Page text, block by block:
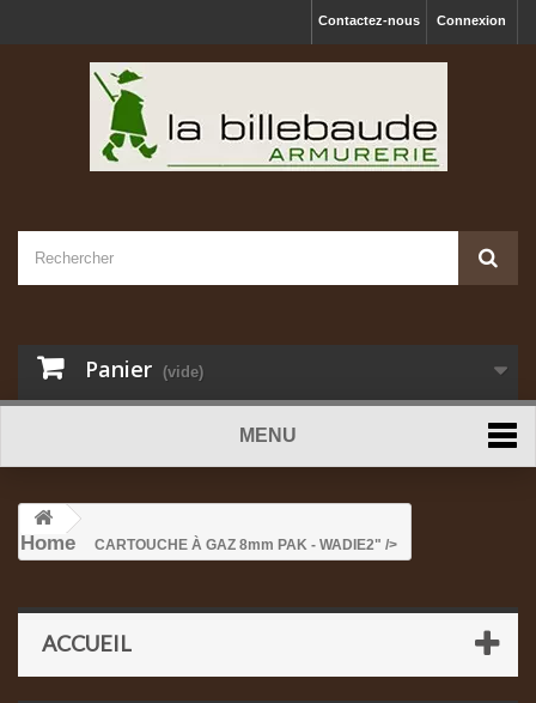
Connexion
Contactez-nous
Panier (vide)
MENU
Home CARTOUCHE À GAZ 8mm PAK - WADIE2" />
ACCUEIL